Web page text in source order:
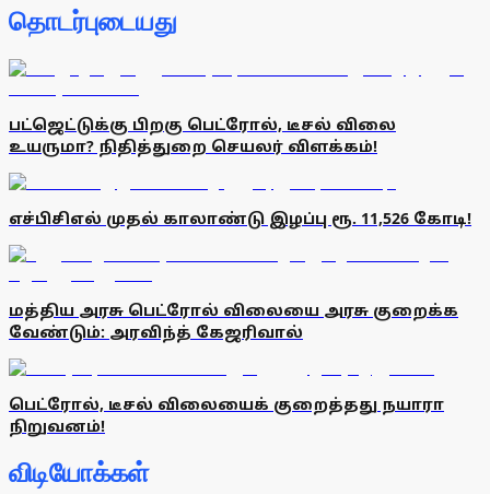
தொடர்புடையது
பட்ஜெட்டுக்கு பிறகு பெட்ரோல், டீசல் விலை
உயருமா? நிதித்துறை செயலர் விளக்கம்!
எச்பிசிஎல் முதல் காலாண்டு இழப்பு ரூ. 11,526 கோடி!
மத்திய அரசு பெட்ரோல் விலையை அரசு குறைக்க
வேண்டும்: அரவிந்த் கேஜரிவால்
பெட்ரோல், டீசல் விலையைக் குறைத்தது நயாரா
நிறுவனம்!
விடியோக்கள்